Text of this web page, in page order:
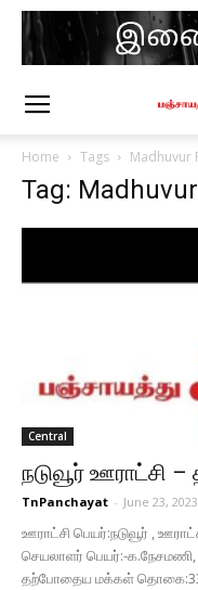
Home Tags Madhuvur
Tag:
Central
நடுவூர் ஊராட்சி
TnPanchayat - June 23, 2023
ஊராட்சி பெயர்:நடுவூர் ,
செயலாளர் பெயர்:-
தற்போதைய மக்கள்